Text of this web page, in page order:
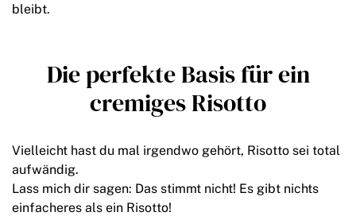
bleibt.
Die perfekte Basis für ein
cremiges Risotto
Vielleicht hast du mal irgendwo gehört, Risotto sei total
aufwändig.
Lass mich dir sagen: Das stimmt nicht! Es gibt nichts
einfacheres als ein Risotto!